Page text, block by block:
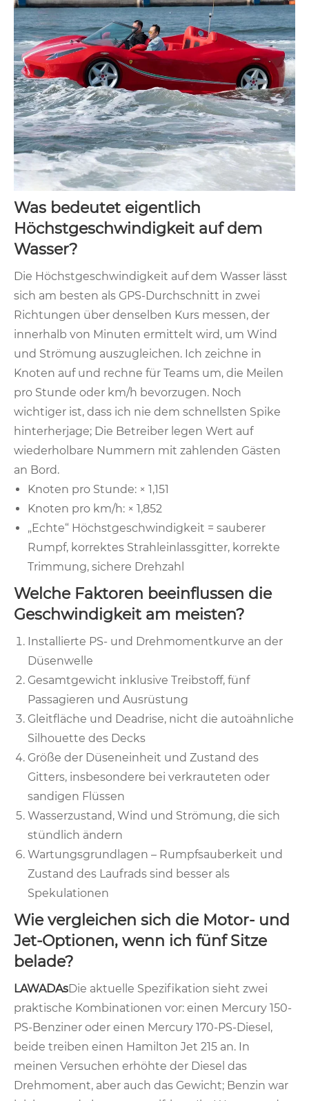
Was bedeutet eigentlich
Höchstgeschwindigkeit auf dem
Wasser?
Die Höchstgeschwindigkeit auf dem Wasser lässt
sich am besten als GPS-Durchschnitt in zwei
Richtungen über denselben Kurs messen, der
innerhalb von Minuten ermittelt wird, um Wind
und Strömung auszugleichen. Ich zeichne in
Knoten auf und rechne für Teams um, die Meilen
pro Stunde oder km/h bevorzugen. Noch
wichtiger ist, dass ich nie dem schnellsten Spike
hinterherjage; Die Betreiber legen Wert auf
wiederholbare Nummern mit zahlenden Gästen
an Bord.
Knoten pro Stunde: × 1,151
Knoten pro km/h: × 1,852
„Echte“ Höchstgeschwindigkeit = sauberer
Rumpf, korrektes Strahleinlassgitter, korrekte
Trimmung, sichere Drehzahl
Welche Faktoren beeinflussen die
Geschwindigkeit am meisten?
Installierte PS- und Drehmomentkurve an der
Düsenwelle
Gesamtgewicht inklusive Treibstoff, fünf
Passagieren und Ausrüstung
Gleitfläche und Deadrise, nicht die autoähnliche
Silhouette des Decks
Größe der Düseneinheit und Zustand des
Gitters, insbesondere bei verkrauteten oder
sandigen Flüssen
Wasserzustand, Wind und Strömung, die sich
stündlich ändern
Wartungsgrundlagen – Rumpfsauberkeit und
Zustand des Laufrads sind besser als
Spekulationen
Wie vergleichen sich die Motor- und
Jet-Optionen, wenn ich fünf Sitze
belade?
LAWADAsDie aktuelle Spezifikation sieht zwei
praktische Kombinationen vor: einen Mercury 150-
PS-Benziner oder einen Mercury 170-PS-Diesel,
beide treiben einen Hamilton Jet 215 an. In
meinen Versuchen erhöhte der Diesel das
Drehmoment, aber auch das Gewicht; Benzin war